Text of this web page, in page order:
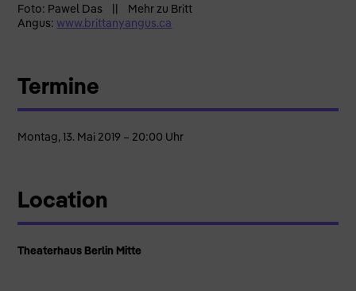
Foto: Pawel Das || Mehr zu Britt
Angus: www.brittanyangus.ca
Termine
Montag, 13. Mai 2019 – 20:00 Uhr
Location
Theaterhaus Berlin Mitte